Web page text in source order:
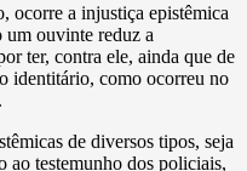
ocorre a injustiça epistêmica
um ouvinte reduz a
ter, contra ele, ainda que de
identitário, como ocorreu no
de diversos tipos, seja
ao testemunho dos policiais,